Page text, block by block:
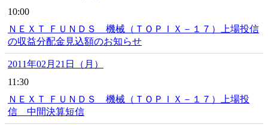
10:00
ＮＥＸＴ ＦＵＮＤＳ 機械（ＴＯＰＩＸ－１７）上場投信
の収益分配金見込額のお知らせ
2011年02月21日（月）
11:30
ＮＥＸＴ ＦＵＮＤＳ 機械（ＴＯＰＩＸ－１７）上場投
信 中間決算短信